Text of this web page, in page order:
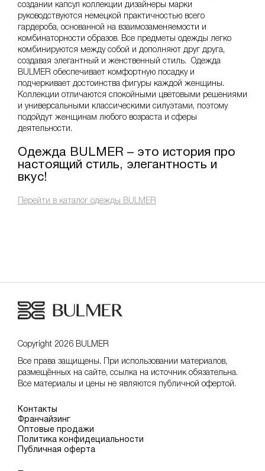
создании капсул коллекции дизайнеры марки
руководствуются немецкой практичностью всего
гардероба, основанной на взаимозаменяемости и
комбинаторности образов. Все предметы одежды легко
комбинируются между собой и дополняют друг друга,
создавая элегантный и женственный стиль. Одежда
BULMER обеспечивает комфортную посадку и
подчеркивает достоинства фигуры каждой женщины.
Коллекции отличаются спокойными цветовыми решениями
и универсальными классическими силуэтами, поэтому
подойдут женщинам любого возраста и сферы
деятельности.
Одежда BULMER – это история про
настоящий стиль, элегантность и
вкус!
Перейти в каталог одежды BULMER
Copyright 2026 BULMER
Все права защищены. При использовании материалов,
размещённых на сайте, ссылка на источник обязательна.
Все материалы и цены не являются публичной офертой.
Контакты
Франчайзинг
Оптовые продажи
Политика конфидециальности
Публичная оферта